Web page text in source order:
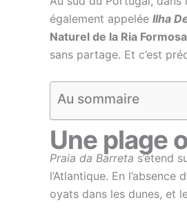
également appelée Ilha
Naturel de la Ria Formosa
sans partage. Et c’est
Au sommaire
Une plage
Praia da Barreta s’étend
l’Atlantique. En
oyats dans les dunes, et